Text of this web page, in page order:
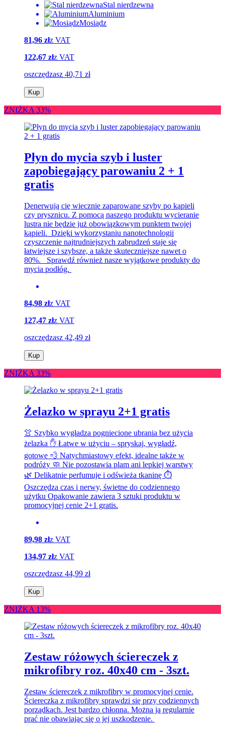
Stal nierdzewna
Aluminium
Mosiądz
81,96 złz VAT
122,67 złz VAT
oszczędzasz 40,71 zł
Kup
ZNIŻKA 33%
Płyn do mycia szyb i luster
zapobiegający parowaniu 2 + 1
gratis
Denerwują cię wiecznie zaparowane szyby po kąpieli
czy prysznicu. Z pomocą naszego produktu wycieranie
lustra nie będzie już obowiązkowym punktem twojej
kąpieli. Dzięki wykorzystaniu nanotechnologii
czyszczenie najtrudniejszych zabrudzeń staje się
łatwiejsze i szybsze, a także skuteczniejsze nawet o
80%. Sprawdź również nasze wyjątkowe produkty do
mycia podłóg.
84,98 złz VAT
127,47 złz VAT
oszczędzasz 42,49 zł
Kup
ZNIŻKA 33%
Żelazko w sprayu 2+1 gratis
👚 Szybko wygładza pogniecione ubrania bez użycia
żelazka ✋ Łatwe w użyciu – spryskaj, wygładź,
gotowe 💨 Natychmiastowy efekt, idealne także w
podróży 🧼 Nie pozostawia plam ani lepkiej warstwy
🌿 Delikatnie perfumuje i odświeża tkaninę ⏱️
Oszczędza czas i nerwy, świetne do codziennego
użytku Opakowanie zawiera 3 sztuki produktu w
promocyjnej cenie 2+1 gratis.
89,98 złz VAT
134,97 złz VAT
oszczędzasz 44,99 zł
Kup
ZNIŻKA 13%
Zestaw różowych ściereczek z
mikrofibry roz. 40x40 cm - 3szt.
Zestaw ściereczek z mikrofibry w promocyjnej cenie.
Ściereczka z mikrofibry sprawdzi się przy codziennych
porządkach. Jest bardzo chłonna. Można ją regularnie
prać nie obawiając się o jej uszkodzenie.